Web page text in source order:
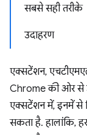
सबसे सही तरीके
उदाहरण
एक्सटेंशन,
Chrome की ओर से
एक्सटेंशन में, इनमें से
सकता है. हालांकि,